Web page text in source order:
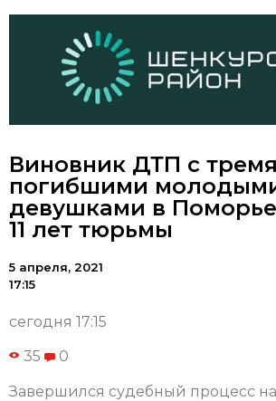
Виновник ДТП с тремя
погибшими
девушками в
11 лет тюрьмы
5 апреля, 2021
17:15
сегодня 17:15
35 0
Завершился судебный процесс